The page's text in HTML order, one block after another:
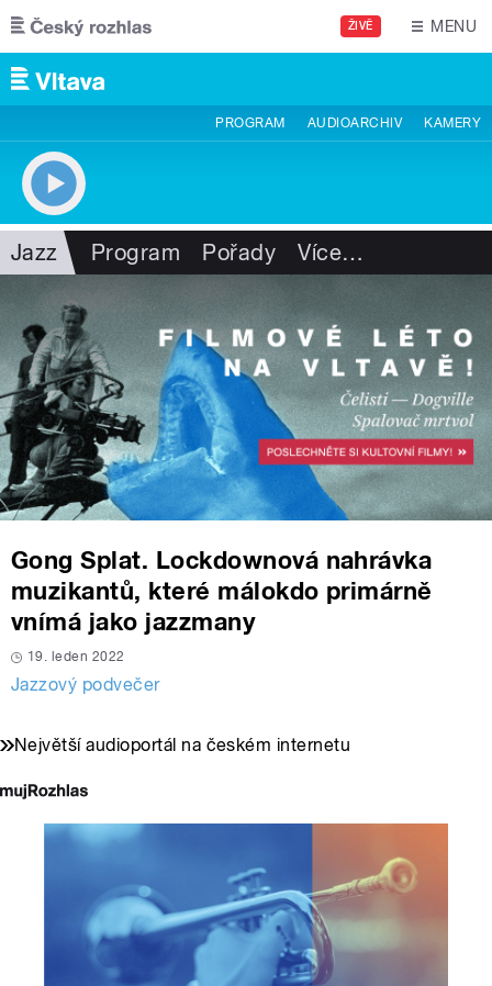
Přejít k hlavnímu obsahu
ŽIVĚ MENU
PROGRAM AUDIOARCHIV KAMERY
Jazz Program Pořady Více…
Gong Splat. Lockdownová nahrávka
muzikantů, které málokdo primárně
vnímá jako jazzmany
19. leden 2022
Jazzový podvečer
Největší audioportál na českém internetu